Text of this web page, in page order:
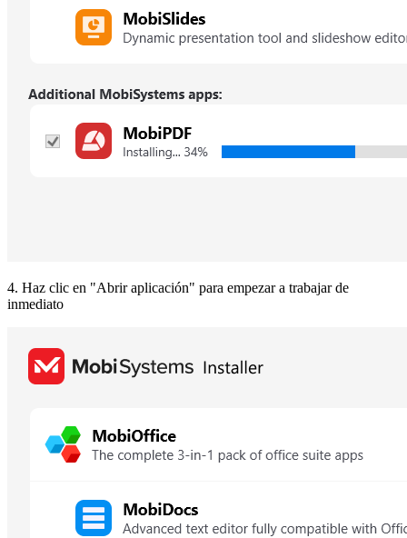
4. Haz clic en "Abrir aplicación" para empezar a trabajar de
inmediato